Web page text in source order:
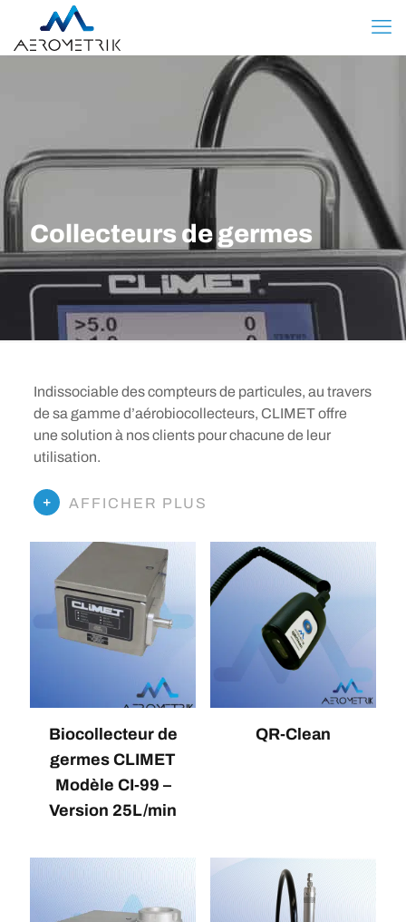
Collecteurs de germes
Indissociable des compteurs de particules, au travers
de sa gamme d’aérobiocollecteurs, CLIMET offre
une solution à nos clients pour chacune de leur
utilisation.
AFFICHER PLUS
Biocollecteur de
germes CLIMET
Modèle CI-99 –
Version 25L/min
QR-Clean